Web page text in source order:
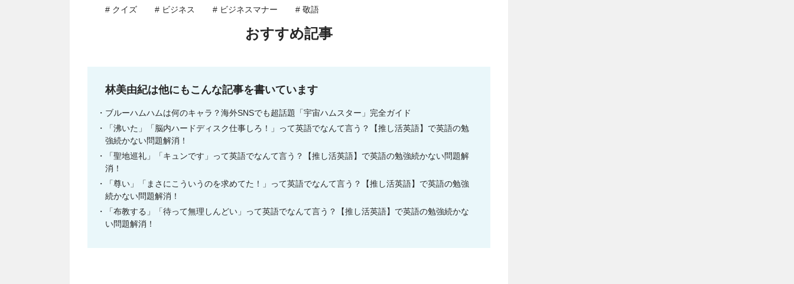
# クイズ # ビジネス # ビジネスマナー # 敬語
おすすめ記事
林美由紀は他にもこんな記事を書いています
ブルーハムハムは何のキャラ？海外SNSでも超話題「宇宙ハムスター」完全ガイド
「沸いた」「脳内ハードディスク仕事しろ！」って英語でなんて言う？【推し活英語】で英語の勉
強続かない問題解消！
「聖地巡礼」「キュンです」って英語でなんて言う？【推し活英語】で英語の勉強続かない問題解
消！
「尊い」「まさにこういうのを求めてた！」って英語でなんて言う？【推し活英語】で英語の勉強
続かない問題解消！
「布教する」「待って無理しんどい」って英語でなんて言う？【推し活英語】で英語の勉強続かな
い問題解消！